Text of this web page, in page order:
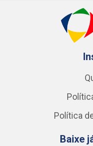
Política
Baixe